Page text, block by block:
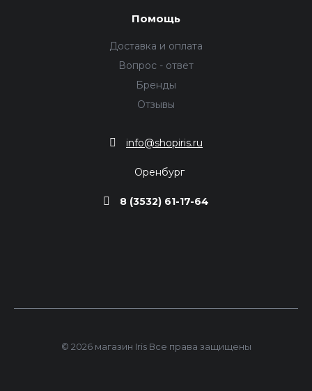
Помощь
Доставка и оплата
Вопрос - ответ
Бренды
Отзывы
info@shopiris.ru
Оренбург
8 (3532) 61-17-64
© 2026 магазин Iris Все права защищены